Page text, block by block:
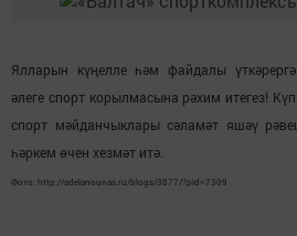
Ялларын күңелле һәм файдалы
әлеге спорт корылмасына рәхим итегез!
спорт мәйданчыклары сәламәт яшәү
һәркем өчен хезмәт итә.
Фото: http://sdelanounas.ru/blogs/3877/?pid=7309